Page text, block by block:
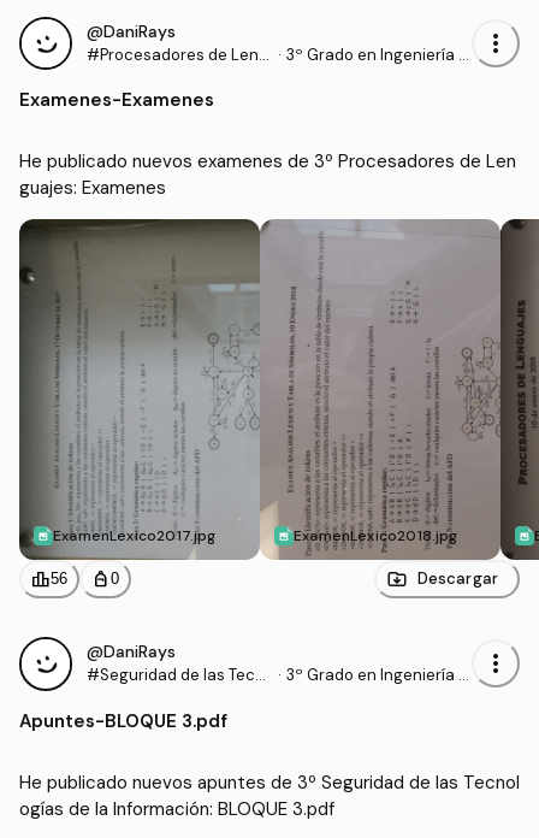
@DaniRays
#Procesadores de Leng · 3º Grado en Ingeniería In
more_vert
Examenes-Examenes
He publicado nuevos examenes de 3º Procesadores de Len
guajes: Examenes
ExamenLexico2017.jpg ExamenLexico2018.jpg
leaderboard56 personal_bag 0 Descargar
@DaniRays
#Seguridad de las Tecn
n
· 3º Grado en Ingeniería In
more_vert
Apuntes-BLOQUE 3.pdf
He publicado nuevos apuntes de 3º Seguridad de las Tecnol
ogías de la Información: BLOQUE 3.pdf